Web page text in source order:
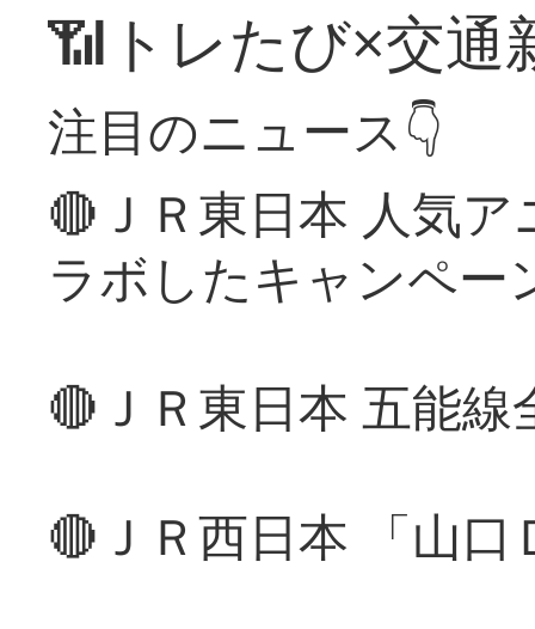
📶トレたび×交通
注目のニュース👇
🔴ＪＲ東日本 人気
ラボしたキャンペー
🔴ＪＲ東日本 五能
🔴ＪＲ西日本 「山